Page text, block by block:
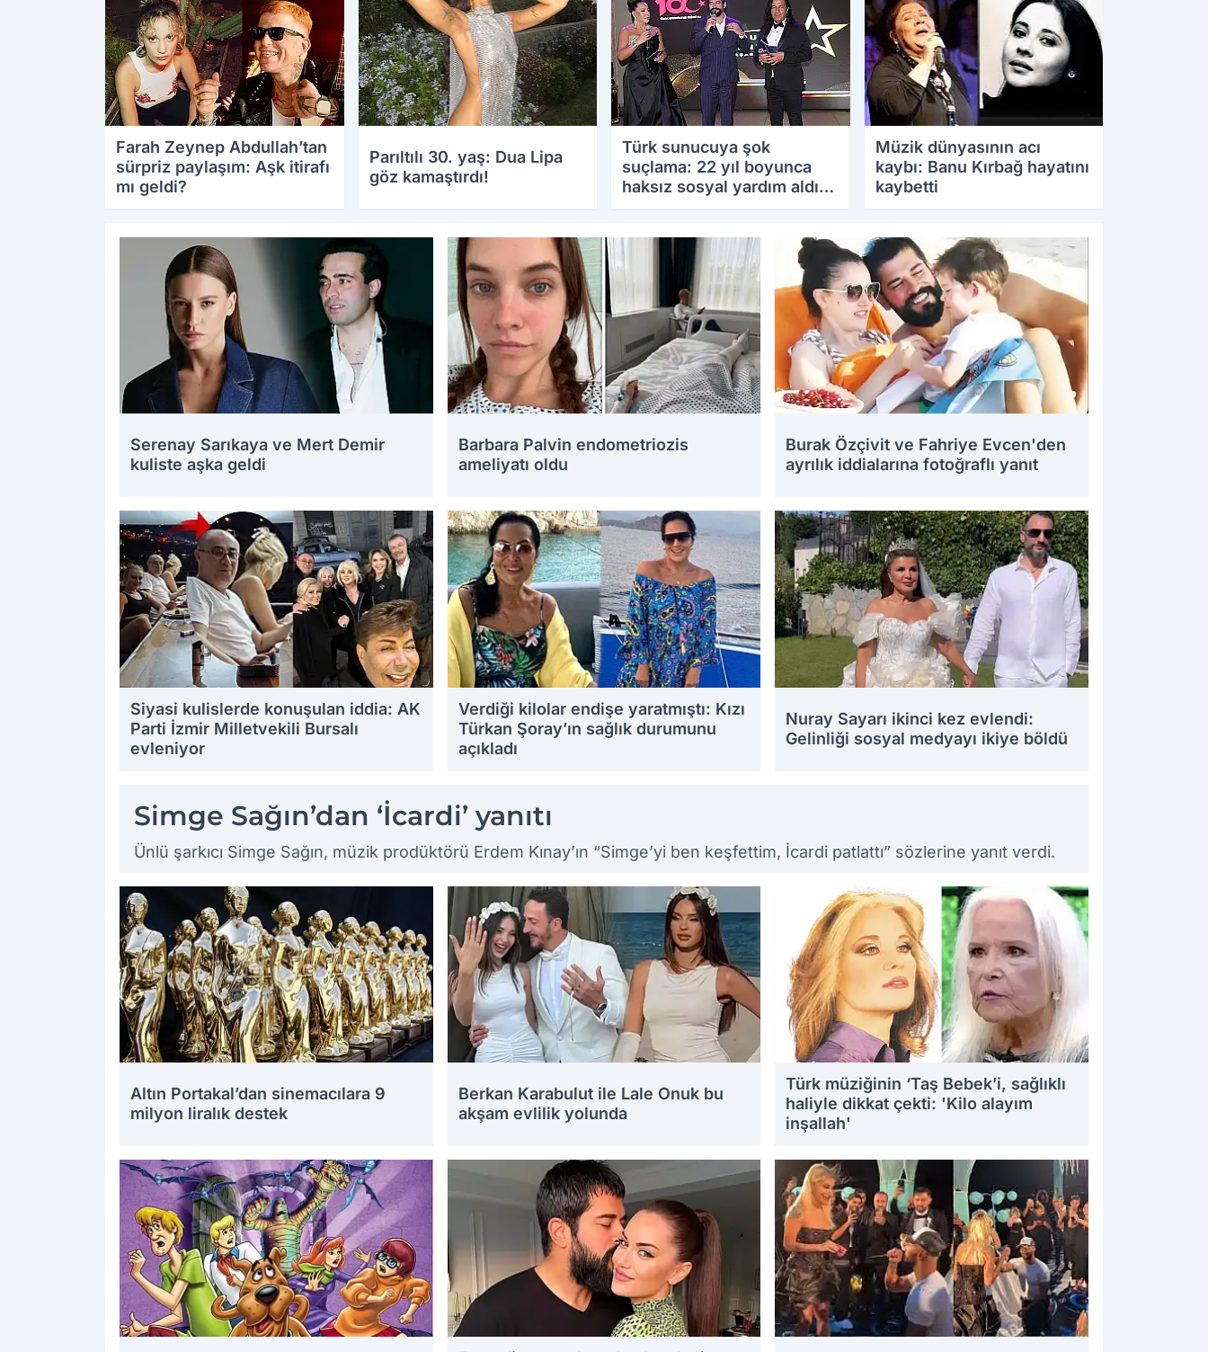
Farah Zeynep Abdullah’tan
sürpriz paylaşım: Aşk itirafı
mı geldi?
Parıltılı 30. yaş: Dua Lipa
göz kamaştırdı!
Türk sunucuya şok
suçlama: 22 yıl boyunca
haksız sosyal yardım aldığı
Müzik dünyasının acı
kaybı: Banu Kırbağ hayatını
kaybetti
Serenay Sarıkaya ve Mert Demir
kuliste aşka geldi
18.08.2025 12:04
Barbara Palvin endometriozis
ameliyatı oldu
18.08.2025 10:26
Burak Özçivit ve Fahriye Evcen'den
ayrılık iddialarına fotoğraflı yanıt
16.08.2025 15:43
Siyasi kulislerde konuşulan iddia: AK
Parti İzmir Milletvekili Bursalı
evleniyor
Verdiği kilolar endişe yaratmıştı: Kızı
Türkan Şoray’ın sağlık durumunu
açıkladı
Nuray Sayarı ikinci kez evlendi:
Gelinliği sosyal medyayı ikiye böldü
Simge Sağın’dan ‘İcardi’ yanıtı
Ünlü şarkıcı Simge Sağın, müzik prodüktörü Erdem Kınay’ın “Simge’yi ben keşfettim, İcardi patlattı” sözlerine yanıt verdi.
Altın Portakal’dan sinemacılara 9
milyon liralık destek
15.08.2025 15:43
Berkan Karabulut ile Lale Onuk bu
akşam evlilik yolunda
15.08.2025 15:20
Türk müziğinin ‘Taş Bebek’i, sağlıklı
haliyle dikkat çekti: 'Kilo alayım
inşallah'
14.08.2025 11:39